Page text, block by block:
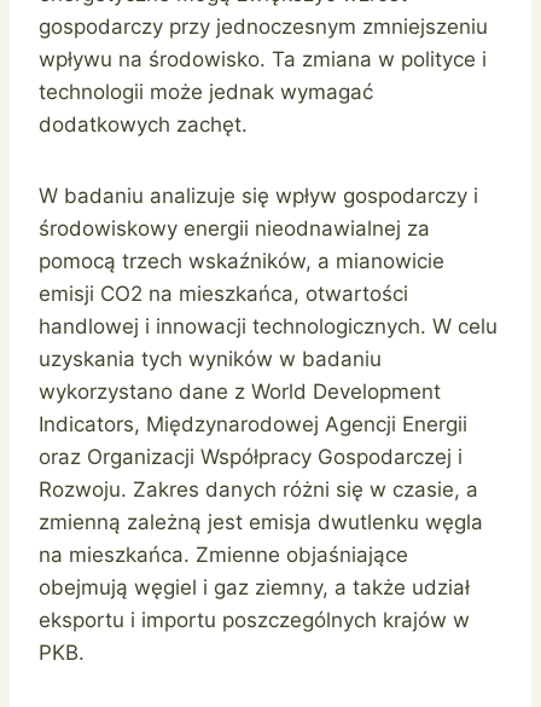
gospodarczy przy jednoczesnym zmniejszeniu
wpływu na środowisko. Ta zmiana w polityce i
technologii może jednak wymagać
dodatkowych zachęt.
W badaniu analizuje się wpływ gospodarczy i
środowiskowy energii nieodnawialnej za
pomocą trzech wskaźników, a mianowicie
emisji CO2 na mieszkańca, otwartości
handlowej i innowacji technologicznych. W celu
uzyskania tych wyników w badaniu
wykorzystano dane z World Development
Indicators, Międzynarodowej Agencji Energii
oraz Organizacji Współpracy Gospodarczej i
Rozwoju. Zakres danych różni się w czasie, a
zmienną zależną jest emisja dwutlenku węgla
na mieszkańca. Zmienne objaśniające
obejmują węgiel i gaz ziemny, a także udział
eksportu i importu poszczególnych krajów w
PKB.